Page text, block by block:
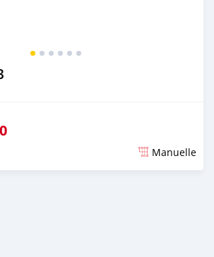
Manuelle